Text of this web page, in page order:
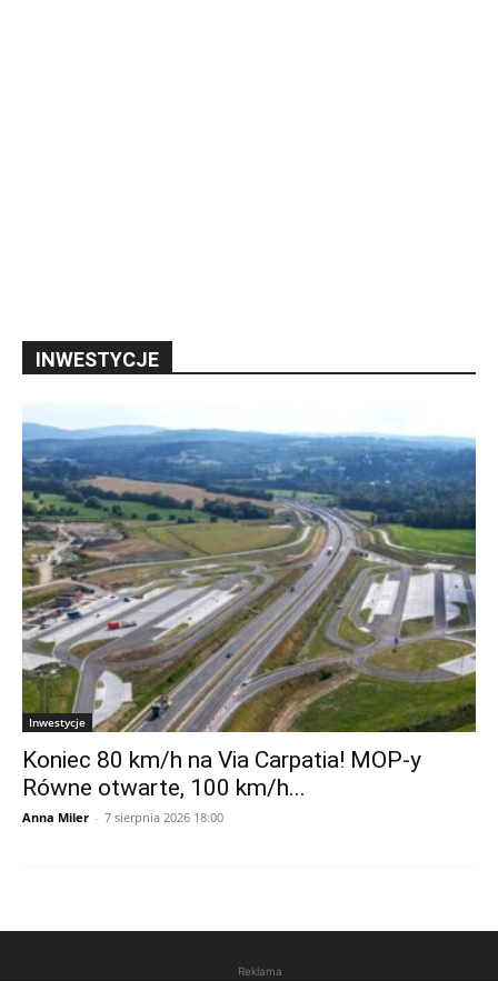
INWESTYCJE
Inwestycje
Koniec 80 km/h na Via Carpatia! MOP-y
Równe otwarte, 100 km/h...
Anna Miler - 7 sierpnia 2026 18:00
Reklama